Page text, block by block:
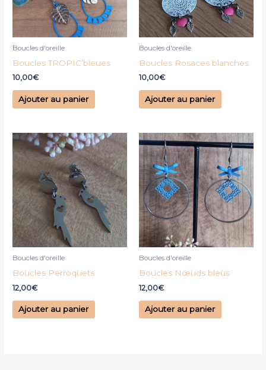
Boucles d'oreille
Boucles TROPIC’bleues
10,00€
Ajouter au panier
Boucles d'oreille
Boucles Rosaces blanches
10,00€
Ajouter au panier
Boucles d'oreille
Boucles Perroquets
12,00€
Ajouter au panier
Boucles d'oreille
Boucles Nœuds bleus
12,00€
Ajouter au panier